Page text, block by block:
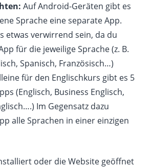
Auf Android-Geräten gibt es
Sprache eine separate App.
etwas verwirrend sein, da du
für die jeweilige Sprache (z. B.
Spanisch, Französisch…)
für den Englischkurs gibt es 5
(Englisch, Business Englisch,
Im Gegensatz dazu
alle Sprachen in einer einzigen
oder die Website geöffnet